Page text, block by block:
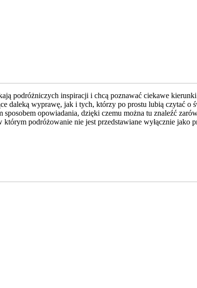
podróżniczych inspiracji i chcą poznawać ciekawe
daleką wyprawę, jak i tych, którzy po prostu lubią czytać
opowiadania, dzięki czemu można tu znaleźć
podróżowanie nie jest przedstawiane wyłącznie jako